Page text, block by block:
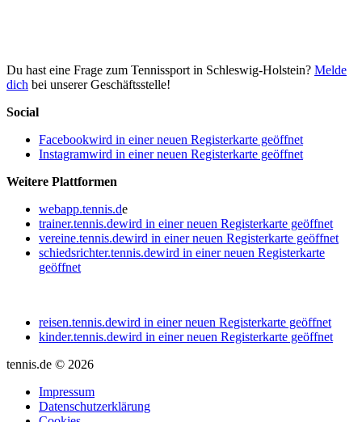
Du hast eine Frage zum Tennissport in Schleswig-Holstein? Melde
dich bei unserer Geschäftsstelle!
Social
Facebookwird in einer neuen Registerkarte geöffnet
Instagramwird in einer neuen Registerkarte geöffnet
Weitere Plattformen
webapp.tennis.de
trainer.tennis.dewird in einer neuen Registerkarte geöffnet
vereine.tennis.dewird in einer neuen Registerkarte geöffnet
schiedsrichter.tennis.dewird in einer neuen Registerkarte
geöffnet
reisen.tennis.dewird in einer neuen Registerkarte geöffnet
kinder.tennis.dewird in einer neuen Registerkarte geöffnet
tennis.de © 2026
Impressum
Datenschutzerklärung